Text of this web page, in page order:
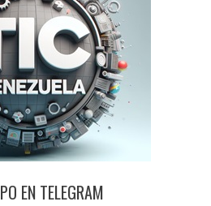
EN TELEGRAM